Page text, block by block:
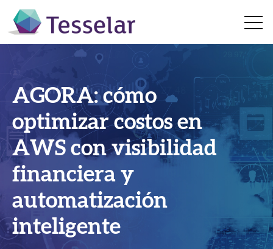
Open
SAP Business One en
la nube: 5 beneficios
para hacer crecer tu
empresa
AGORA: cómo
optimizar costos en
AWS con visibilidad
financiera y
automatización
inteligente
SAP Business
Technology Platform
(BTP): cómo impulsar
la innovación con SAP
S/4HANA